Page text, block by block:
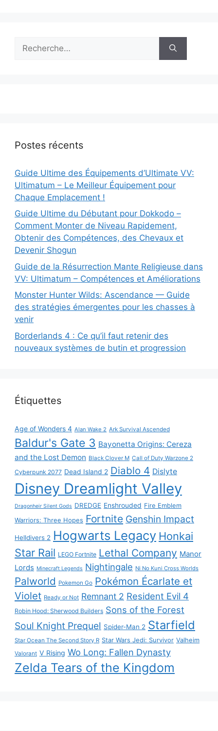
Postes récents
Guide Ultime des Équipements d’Ultimate VV:
Ultimatum – Le Meilleur Équipement pour
Chaque Emplacement !
Guide Ultime du Débutant pour Dokkodo –
Comment Monter de Niveau Rapidement,
Obtenir des Compétences, des Chevaux et
Devenir Shogun
Guide de la Résurrection Mante Religieuse dans
VV: Ultimatum – Compétences et Améliorations
Monster Hunter Wilds: Ascendance — Guide
des stratégies émergentes pour les chasses à
venir
Borderlands 4 : Ce qu’il faut retenir des
nouveaux systèmes de butin et progression
Étiquettes
Age of Wonders 4 Alan Wake 2 Ark Survival Ascended
Baldur's Gate 3 Bayonetta Origins: Cereza
and the Lost Demon Black Clover M Call of Duty Warzone 2
Cyberpunk 2077 Dead Island 2 Diablo 4 Dislyte
Disney Dreamlight Valley
Dragonheir Silent Gods DREDGE Enshrouded Fire Emblem
Warriors: Three Hopes Fortnite Genshin Impact
Helldivers 2 Hogwarts Legacy Honkai
Star Rail LEGO Fortnite Lethal Company Manor
Lords Minecraft Legends Nightingale Ni No Kuni Cross Worlds
Palworld Pokemon Go Pokémon Écarlate et
Violet Ready or Not Remnant 2 Resident Evil 4
Robin Hood: Sherwood Builders Sons of the Forest
Soul Knight Prequel Spider-Man 2 Starfield
Star Ocean The Second Story R Star Wars Jedi: Survivor Valheim
Valorant V Rising Wo Long: Fallen Dynasty
Zelda Tears of the Kingdom